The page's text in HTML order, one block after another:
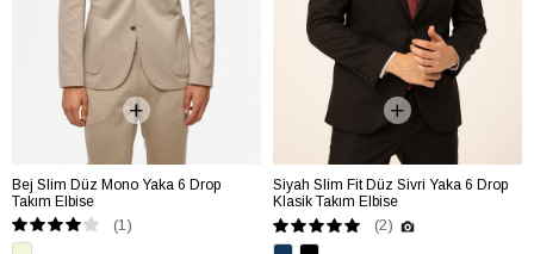
Bej Slim Düz Mono Yaka 6 Drop
Takım Elbise
(1)
Siyah Slim Fit Düz Sivri Yaka 6 Drop
Klasik Takım Elbise
(2)